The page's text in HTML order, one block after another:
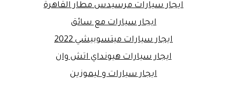
ايجار سيارات مرسيدس مطار القاهرة
ايجار سيارات مع سائق
ايجار سيارات ميتسوبيشي 2022
ايجار سيارات هيونداي اتش وان
ايجار سيارات و ليموزين